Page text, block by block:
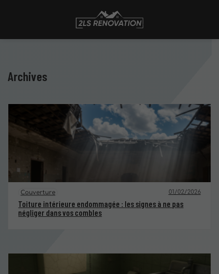
Archives
Couverture 01/02/2026
Toiture intérieure endommagée : les signes à ne pas
négliger dans vos combles